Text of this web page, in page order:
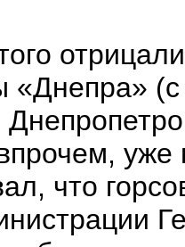
«Днепра»
уже
что